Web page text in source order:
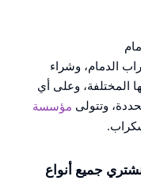
الدمام، وشراء
المختلفة، وعلى أي
وتتولى مؤسسة
جميع أنواع